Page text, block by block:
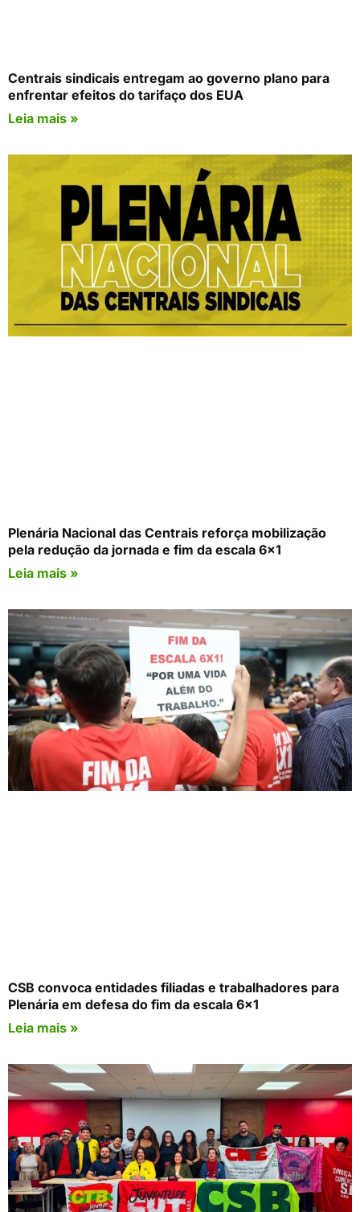
Centrais sindicais entregam ao governo plano para
enfrentar efeitos do tarifaço dos EUA
Leia mais »
Plenária Nacional das Centrais reforça mobilização
pela redução da jornada e fim da escala 6×1
Leia mais »
CSB convoca entidades filiadas e trabalhadores para
Plenária em defesa do fim da escala 6×1
Leia mais »